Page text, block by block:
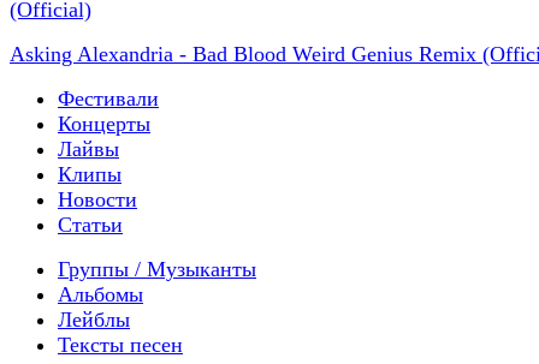
Asking Alexandria - Bad Blood Weird Genius Remix
Фестивали
Концерты
Лайвы
Клипы
Новости
Статьи
Группы / Музыканты
Альбомы
Лейблы
Тексты песен